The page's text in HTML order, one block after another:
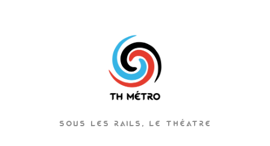
SOUS LES RAILS, LE THÉATRE